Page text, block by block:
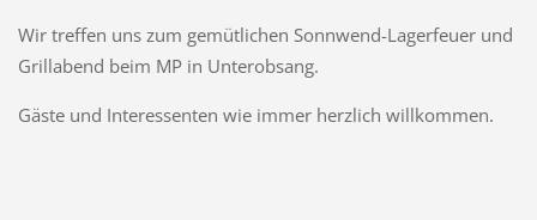
Wir treffen uns zum gemütlichen Sonnwend-Lagerfeuer und
Grillabend beim MP in Unterobsang.
Gäste und Interessenten wie immer herzlich willkommen.